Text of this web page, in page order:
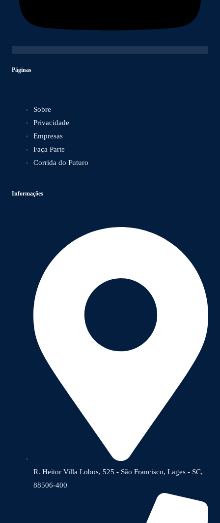
Páginas
Sobre
Privacidade
Empresas
Faça Parte
Corrida do Futuro
Informações
R. Heitor Villa Lobos, 525 - São Francisco, Lages - SC,
88506-400